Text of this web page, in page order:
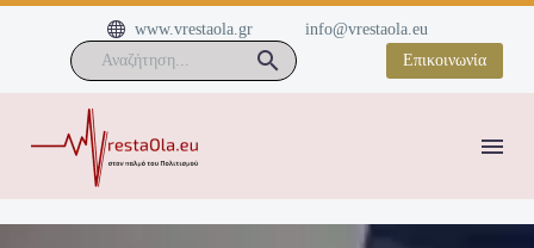

 www.vrestaola.gr
info@vrestaola.eu
Επικοινωνία